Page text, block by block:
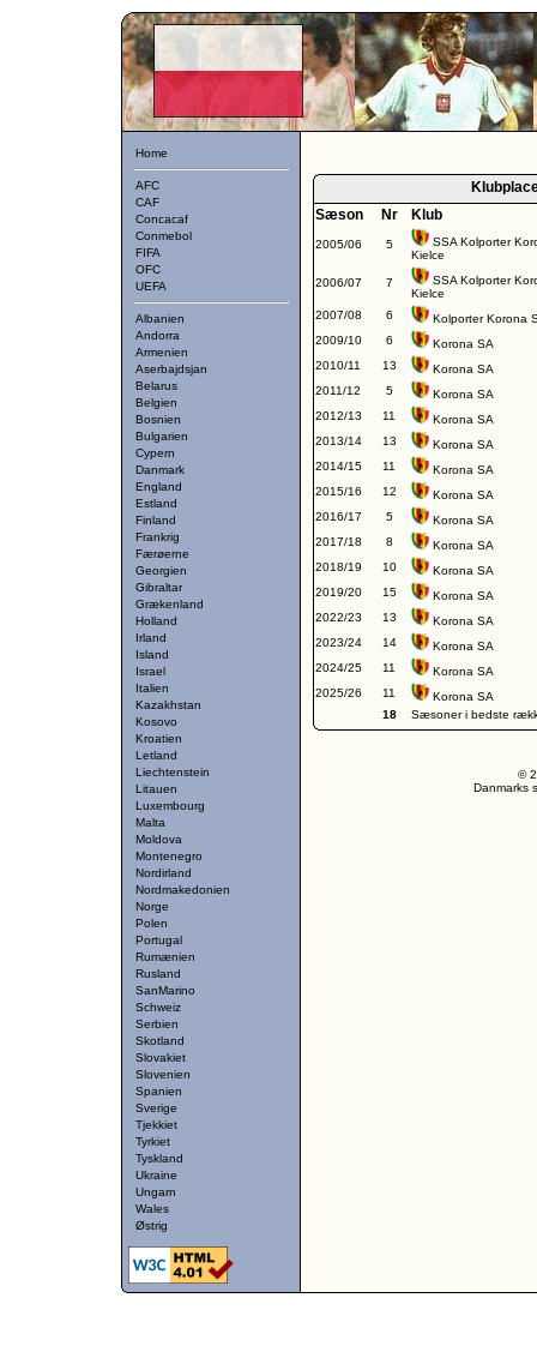
Home
AFC
CAF
Concacaf
Conmebol
FIFA
OFC
UEFA
Albanien
Andorra
Armenien
Aserbajdsjan
Belarus
Belgien
Bosnien
Bulgarien
Cypern
Danmark
England
Estland
Finland
Frankrig
Færøerne
Georgien
Gibraltar
Grækenland
Holland
Irland
Island
Israel
Italien
Kazakhstan
Kosovo
Kroatien
Letland
Liechtenstein
Litauen
Luxembourg
Malta
Moldova
Montenegro
Nordirland
Nordmakedonien
Norge
Polen
Portugal
Rumænien
Rusland
SanMarino
Schweiz
Serbien
Skotland
Slovakiet
Slovenien
Spanien
Sverige
Tjekkiet
Tyrkiet
Tyskland
Ukraine
Ungarn
Wales
Østrig
Sæson
Nr Klub
2005/06 5
SSA Kolporter
Kielce
2006/07 7
SSA Kolporter
Kielce
2007/08
6
Kolporter Korona
2009/10
6
Korona SA
2010/11
13
Korona SA
2011/12
5
Korona SA
2012/13
11
Korona SA
2013/14
13
Korona SA
2014/15
11
Korona SA
2015/16
12
Korona SA
2016/17
5
Korona SA
2017/18
8
Korona SA
2018/19
10
Korona SA
2019/20
15
Korona SA
2022/23
13
Korona SA
2023/24
14
Korona SA
2024/25
11
Korona SA
2025/26
11
Korona SA
18
Sæsoner i bedste
©
Danmarks